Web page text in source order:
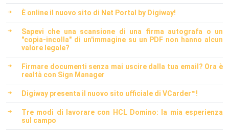
È online il nuovo sito di Net Portal by Digiway!
Sapevi che una scansione di una firma autografa o un
"copia-incolla" di un'immagine su un PDF non hanno alcun
valore legale?
Firmare documenti senza mai uscire dalla tua email? Ora è
realtà con Sign Manager
Digiway presenta il nuovo sito ufficiale di VCarder™!
Tre modi di lavorare con HCL Domino: la mia esperienza
sul campo